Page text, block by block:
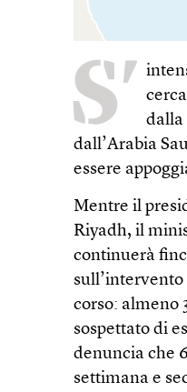
S’ dalla
dall’Arabia
essere
Mentre il
Riyadh, il
continuerà
corso: almeno
sospettato di
denuncia che
settimana e